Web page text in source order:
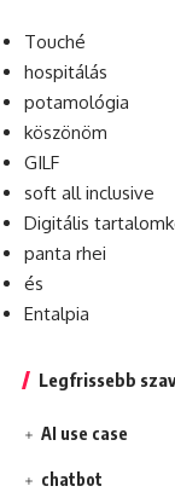
Touché
hospitálás
potamológia
köszönöm
GILF
soft all inclusive
Digitális
panta rhei
és
Entalpia
Legfrissebb
AI use case
chatbot